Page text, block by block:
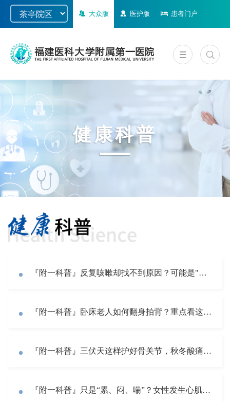
大众版 医护版 患者门户
健康科普
『附一科普』反复咳嗽却找不到原因？可能是"反流性咳嗽"在作怪！
『附一科普』卧床老人如何翻身拍背？重点看这几个动作细节
『附一科普』三伏天这样护好骨关节，秋冬酸痛少发作！
『附一科普』只是“累、闷、喘”？女性发生心肌梗死，为何总不说“疼”？